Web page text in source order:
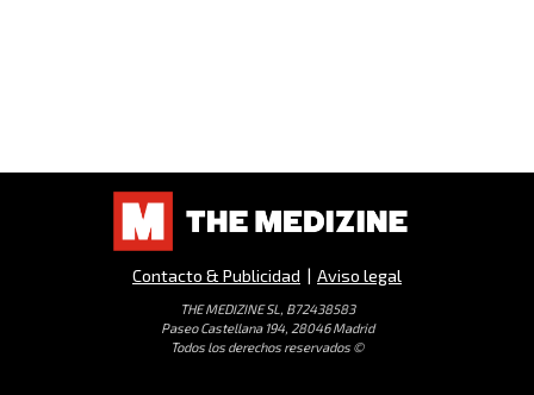
Contacto & Publicidad | Aviso legal
THE MEDIZINE SL, B72438583
Paseo Castellana 194, 28046 Madrid
Todos los derechos reservados ©